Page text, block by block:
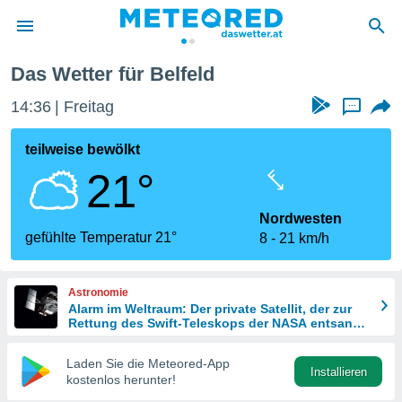
wurde
dass
sind.
diese
Das Wetter für Belfeld
14:36 Freitag ...
teilweise bewölkt
21°
gefühlte Temperatur 21°
Nordwesten
8
21 km/h
Astronomie
Alarm im Weltraum: Der private Satellit, der zur
Rettung des Swift-Teleskops der NASA entsandt
Laden Sie die Meteored-App
kostenlos herunter!
Installieren